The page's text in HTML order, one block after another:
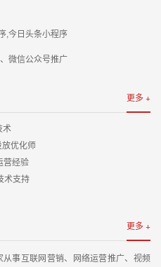
,今日头条小程序
微信公众号推广
更多 +
化师
经验
支持
更多 +
事互联网营销、网络运营推广、视频